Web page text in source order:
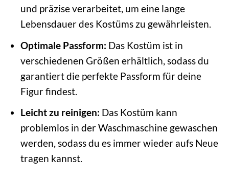
und präzise verarbeitet, um eine lange
Lebensdauer des Kostüms zu gewährleisten.
Optimale Passform: Das Kostüm ist in
verschiedenen Größen erhältlich, sodass du
garantiert die perfekte Passform für deine
Figur findest.
Leicht zu reinigen: Das Kostüm kann
problemlos in der Waschmaschine gewaschen
werden, sodass du es immer wieder aufs Neue
tragen kannst.